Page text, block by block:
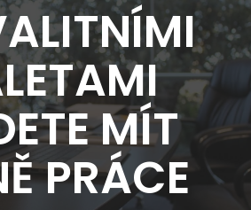
MÍT
PRÁCE